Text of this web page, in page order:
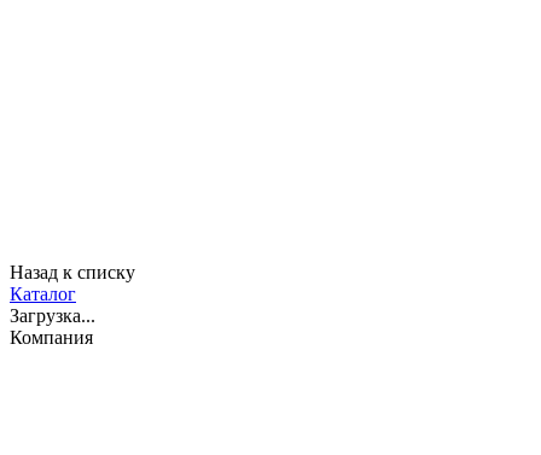
Назад к списку
Каталог
Загрузка...
Компания